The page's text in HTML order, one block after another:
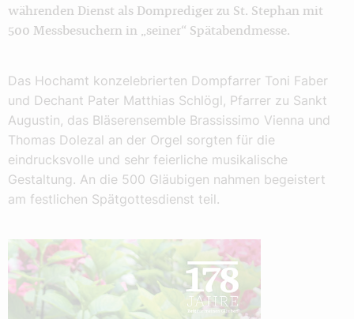
währenden Dienst als Domprediger zu St. Stephan mit
500 Messbesuchern in „seiner“ Spätabendmesse.
Das Hochamt konzelebrierten Dompfarrer Toni Faber
und Dechant Pater Matthias Schlögl, Pfarrer zu Sankt
Augustin, das Bläserensemble Brassissimo Vienna und
Thomas Dolezal an der Orgel sorgten für die
eindrucksvolle und sehr feierliche musikalische
Gestaltung. An die 500 Gläubigen nahmen begeistert
am festlichen Spätgottesdienst teil.